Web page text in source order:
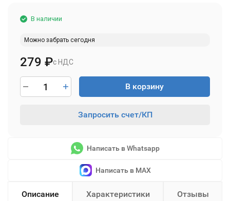
В наличии
Можно забрать сегодня
с НДС
279 ₽
В корзину
Запросить счет/КП
Написать в Whatsapp
Написать в MAX
Описание Характеристики Отзывы